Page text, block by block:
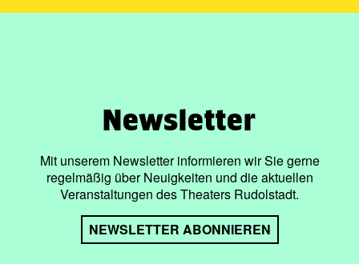
Newsletter
Mit unserem Newsletter informieren wir Sie gerne
regelmäßig über Neuigkeiten und die aktuellen
Veranstaltungen des Theaters Rudolstadt.
NEWSLETTER ABONNIEREN